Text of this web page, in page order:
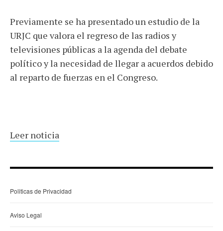
Previamente se ha presentado un estudio de la
URJC que valora el regreso de las radios y
televisiones públicas a la agenda del debate
político y la necesidad de llegar a acuerdos debido
al reparto de fuerzas en el Congreso.
Leer noticia
Politicas de Privacidad
Aviso Legal